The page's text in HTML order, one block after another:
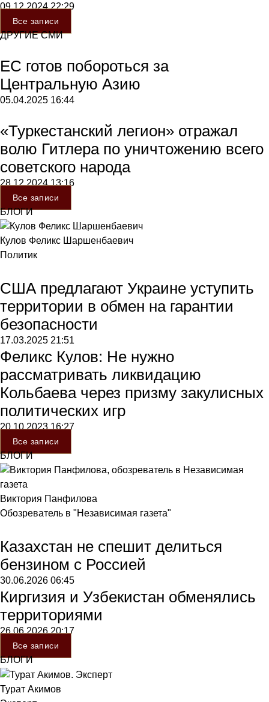
09.12.202422:29
Все записи
ДРУГИЕ СМИ
ЕС готов побороться за
Центральную Азию
05.04.2025 16:44
«Туркестанский легион» отражал
волю Гитлера по уничтожению всего
советского народа
28.12.202413:16
Все записи
БЛОГИ
Кулов Феликс Шаршенбаевич
Политик
США предлагают Украине уступить
территории в обмен на гарантии
безопасности
17.03.2025 21:51
Феликс Кулов: Не нужно
рассматривать ликвидацию
Кольбаева через призму закулисных
политических игр
20.10.202316:27
Все записи
БЛОГИ
Виктория Панфилова
Обозреватель в "Независимая газета"
Казахстан не спешит делиться
бензином с Россией
30.06.2026 06:45
Киргизия и Узбекистан обменялись
территориями
26.06.202620:17
Все записи
БЛОГИ
Турат Акимов